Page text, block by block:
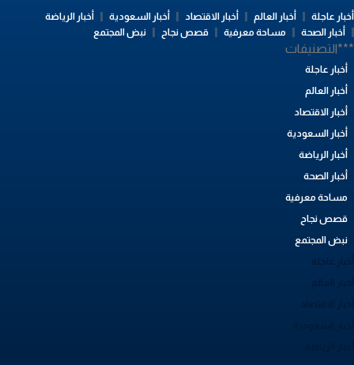
عاجلة أخبار العالم أخبار الاقتصاد أخبار السعودية
أخبار الرياضة
أخبار الصحة
مساحة معرفية قصص نجاح نبض المجتمع
أخبار عاجلة
أخبار العالم
أخبار الاقتصاد
أخبار السعودية
أخبار الرياضة
أخبار الصحة
مساحة معرفية
قصص نجاح
نبض المجتمع
عاجلة
العالم
الاقتصاد